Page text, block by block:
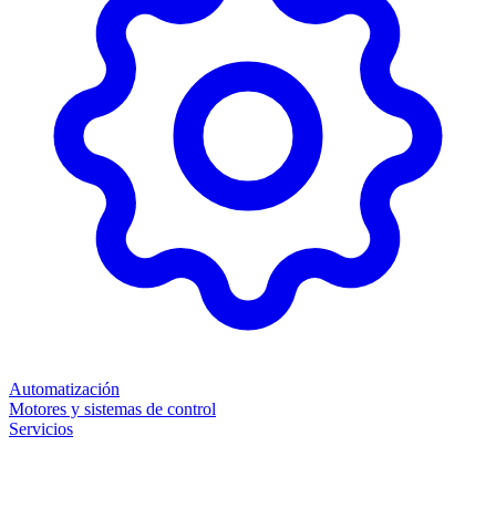
Automatización
Motores y sistemas de control
Servicios